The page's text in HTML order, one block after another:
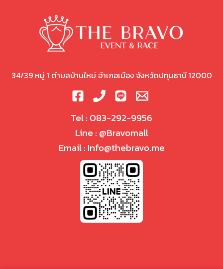
34/39 หมู่ 1 ตำบลบ้านใหม่ อำเภอเมือง จังหวัดปทุมธานี 12000
Tel : 083-292-9956
Line : @Bravomall
Email : Info@thebravo.me